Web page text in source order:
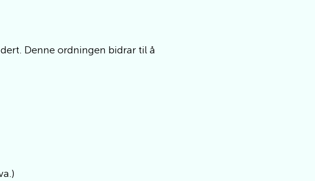
Denne ordningen bidrar til å